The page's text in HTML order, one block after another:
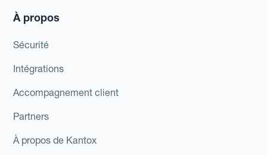
À propos
Sécurité
Intégrations
Accompagnement client
Partners
À propos de Kantox